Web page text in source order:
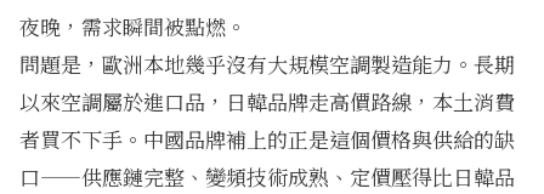
夜晚，需求瞬間被點燃。
問題是，歐洲本地幾乎沒有大規模空調製造能力。長期
以來空調屬於進口品，日韓品牌走高價路線，本土消費
者買不下手。中國品牌補上的正是這個價格與供給的缺
口——供應鏈完整、變頻技術成熟、定價壓得比日韓品